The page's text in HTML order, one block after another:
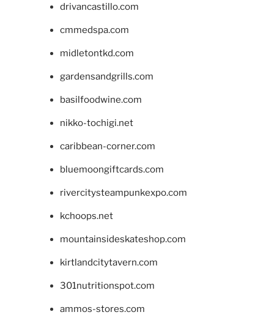
drivancastillo.com
cmmedspa.com
midletontkd.com
gardensandgrills.com
basilfoodwine.com
nikko-tochigi.net
caribbean-corner.com
bluemoongiftcards.com
rivercitysteampunkexpo.com
kchoops.net
mountainsideskateshop.com
kirtlandcitytavern.com
301nutritionspot.com
ammos-stores.com